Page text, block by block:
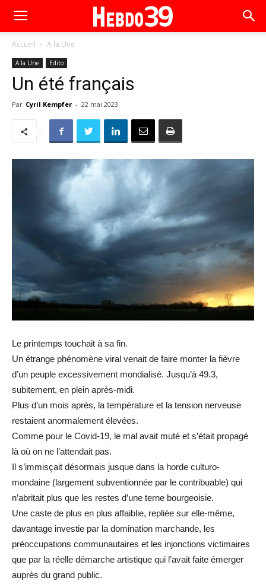
Accueil A la Une
A la Une Edito
Un été français
Par Cyril Kempfer - 22 mai 2023
Le printemps touchait à sa fin.
Un étrange phénomène viral venait de faire monter la fièvre
d’un peuple excessivement mondialisé. Jusqu’à 49.3,
subitement, en plein après-midi.
Plus d’un mois après, la température et la tension nerveuse
restaient anormalement élevées.
Comme pour le Covid-19, le mal avait muté et s’était propagé
là où on ne l’attendait pas.
Il s’immisçait désormais jusque dans la horde culturo-
mondaine (largement subventionnée par le contribuable) qui
n’abritait plus que les restes d’une terne bourgeoisie.
Une caste de plus en plus affaiblie, repliée sur elle-même,
davantage investie par la domination marchande, les
préoccupations communautaires et les injonctions victimaires
que par la réelle démarche artistique qui l’avait faite émerger
auprès du grand public.